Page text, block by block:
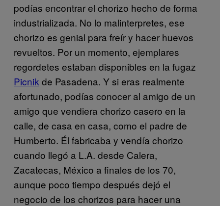
podías encontrar el chorizo hecho de forma
industrializada. No lo malinterpretes, ese
chorizo es genial para freír y hacer huevos
revueltos. Por un momento, ejemplares
regordetes estaban disponibles en la fugaz
Picnik de Pasadena. Y si eras realmente
afortunado, podías conocer al amigo de un
amigo que vendiera chorizo casero en la
calle, de casa en casa, como el padre de
Humberto. Él fabricaba y vendía chorizo
cuando llegó a L.A. desde Calera,
Zacatecas, México a finales de los 70,
aunque poco tiempo después dejó el
negocio de los chorizos para hacer una